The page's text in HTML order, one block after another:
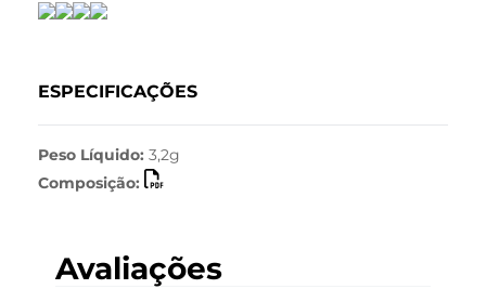
ESPECIFICAÇÕES
Peso Líquido: 3,2g
Composição:
Avaliações